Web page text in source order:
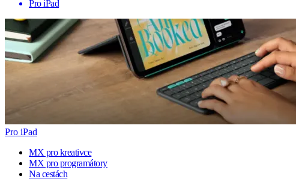
Pro iPad
Pro iPad
MX pro kreativce
MX pro programátory
Na cestách